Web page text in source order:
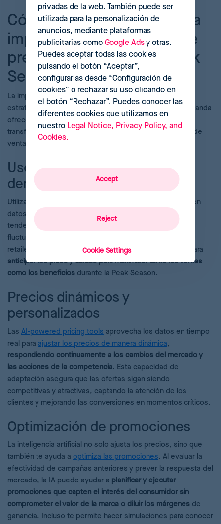
Cómo aprovechar la IA para
implementar estrategias de
precios eficaces en la Peak
Season
La implementación de la inteligencia artificial (IA) en las
estrategias de precios durante los períodos de alta demanda
ofrece un enfoque avanzado y dinámico que puede
transformar de arriba abajo la eficacia de tus campañas de
ventas.
Uso de la IA para predecir la
demanda
Utilizando algoritmos avanzados, la IA analiza patrones en
datos de ventas históricos y actuales, junto con las
tendencias del mercado del momento, para predecir
fluctuaciones en la demanda. Este análisis permite a los
retailers
realizar una previsión de la demanda efectiva
para
anticipar los picos y caídas para maximizar tanto las ventas
como los beneficios durante la Peak Season.
Precios dinámicos y
personalizados
Las AI-powered pricing tools aprovecha los datos en tiempo
real para ajustar los precios de manera dinámica,
respondiendo continuamente a los cambios del mercado y
las acciones de la competencia. Esta capacidad de
adaptación asegura que las ofertas sigan siendo
competitivas y atractivas, captando la atención de los
clientes y mejorando las conversiones en momentos críticos.
Optimización de promociones
La inteligencia artificial no solo ajusta los precios, sino que
también te ayuda a optimiza las promociones. Al evaluar la
efectividad de campañas anteriores y prever la respuesta del
mercado, la IA puede ayudar a planificar y ejecutar
promociones que capten el interés del consumidor sin
comprometer el valor de la marca o diluir los márgenes de
ganancia. Incluso te permite hacer simulaciones para conocer
privadas de la web. También puede ser
utilizada para la personalización de
anuncios, mediante plataformas
publicitarias como Google Adsy otras.
Puedes aceptar todas las cookies
pulsando el botón “Aceptar”,
configurarlas desde “Configuración de
cookies” o rechazar su uso clicando en
el botón “Rechazar”. Puedes conocer las
diferentes cookies que utilizamos en
nuestro Legal Notice, Privacy Policy, and
Cookies.
Reject
Accept
Cookie Settings